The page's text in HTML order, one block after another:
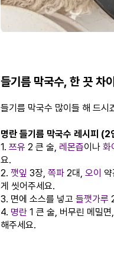
들기름 막국수, 한 끗 차
들기름 막국수 많이들 해 드시
명란 들기름 막국수 레시피 (2
1. 쯔유 2 큰 술, 레몬즙이나 화
요.
2. 깻잎 3장, 쪽파 2대, 오이
게 씻어주세요.
3. 면에 소스를 넣고 들깻가루
4. 명란 1 큰 술, 버무린 메밀
해주세요.